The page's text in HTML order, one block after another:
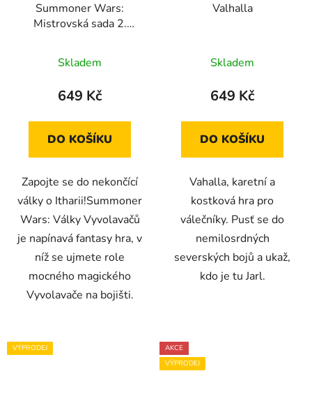
Summoner Wars:
Mistrovská sada 2.
Skladem
649 Kč
DO KOŠÍKU
Zapojte se do nekončící
války o Itharii!Summoner
Wars: Války Vyvolavačů
je napínavá fantasy hra, v
níž se ujmete role
mocného magického
Vyvolavače na bojišti.
Valhalla
Skladem
649 Kč
DO KOŠÍKU
Vahalla, karetní a
kostková hra pro
válečníky. Pusť se do
nemilosrdných
severských bojů a ukaž,
kdo je tu Jarl.
VÝPRODEJ
AKCE
VÝPRODEJ